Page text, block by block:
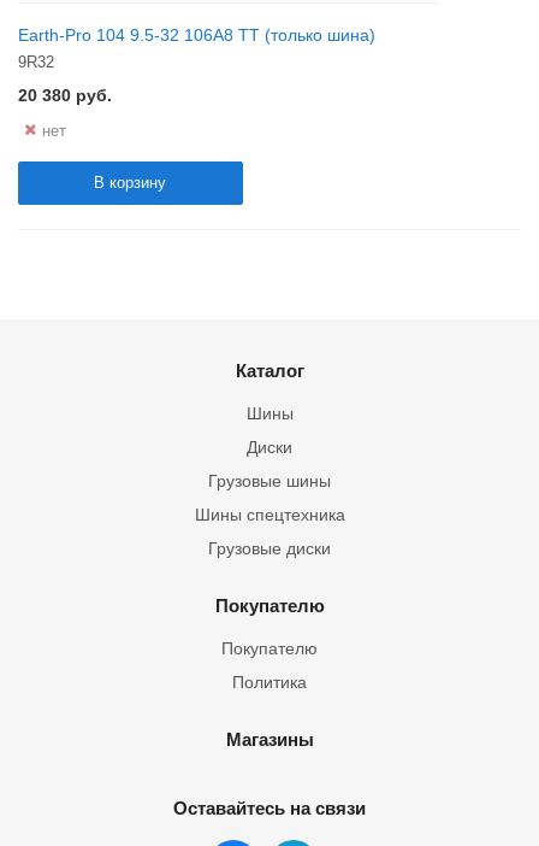
Earth-Pro 104 9.5-32 106A8 TT (только шина)
9R32
20 380 руб.
нет
В корзину
Каталог
Шины
Грузовые шины
Шины спецтехника
Диски
Грузовые диски
Покупателю
Покупателю
Политика
Магазины
Оставайтесь на связи